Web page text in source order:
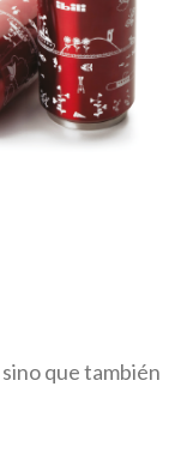
que también